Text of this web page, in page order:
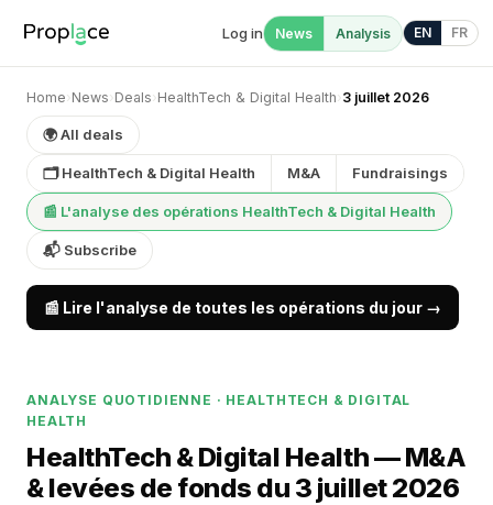
Log in News Analysis EN FR
Home› News› Deals› HealthTech & Digital Health› 3 juillet 2026
🌍 All deals
🗂 HealthTech & Digital Health M&A Fundraisings
📰 L'analyse des opérations HealthTech & Digital Health
📬 Subscribe
📰 Lire l'analyse de toutes les opérations du jour →
ANALYSE QUOTIDIENNE · HEALTHTECH & DIGITAL
HEALTH
HealthTech & Digital Health — M&A
& levées de fonds du 3 juillet 2026